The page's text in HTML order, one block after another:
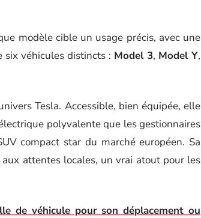
modèle cible un usage précis, avec une
six véhicules distincts : Model 3, Model Y,
Tesla. Accessible, bien équipée, elle
polyvalente que les gestionnaires
compact star du marché européen. Sa
attentes locales, un vrai atout pour les
de véhicule pour son déplacement ou